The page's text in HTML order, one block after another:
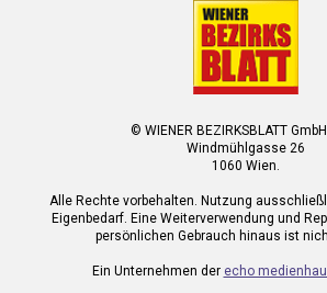
© WIENER BEZIRKSBLATT
Windmühlgasse 26
1060 Wien.
Alle Rechte vorbehalten. Nutzung
Eigenbedarf. Eine Weiterverwendung und
persönlichen Gebrauch hinaus ist
Ein Unternehmen der echo